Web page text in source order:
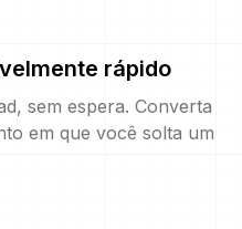
rápido
sem espera. Converta
em que você solta um